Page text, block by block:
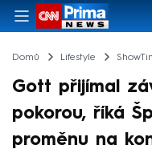
Domů Lifestyle
Gott přijímal
pokorou, říká
proměnu na